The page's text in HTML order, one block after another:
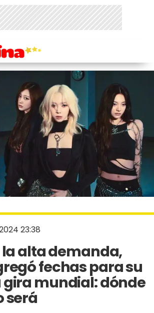
23:38
la alta demanda,
fechas para su
mundial: dónde
será